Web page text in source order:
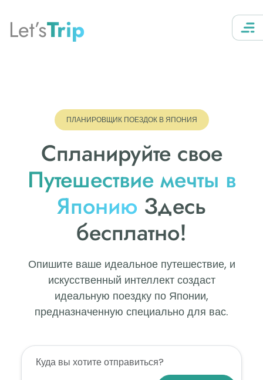
Let’sTrip
ПЛАНИРОВЩИК ПОЕЗДОК В ЯПОНИЯ
Спланируйте свое
Путешествие мечты в
Японию Здесь
бесплатно!
Опишите ваше идеальное путешествие, и
искусственный интеллект создаст
идеальную поездку по Японии,
предназначенную специально для вас.